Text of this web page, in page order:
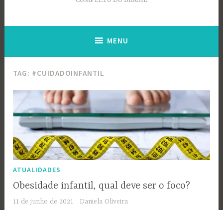
MENU
TAG: #CUIDADOINFANTIL
ATUALIDADES
Obesidade infantil, qual deve ser o foco?
11 de junho de 2021 Daniela Oliveira